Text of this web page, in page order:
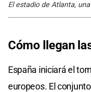
El estadio de Atlanta,
Cómo llegan
España iniciará el
europeos. El